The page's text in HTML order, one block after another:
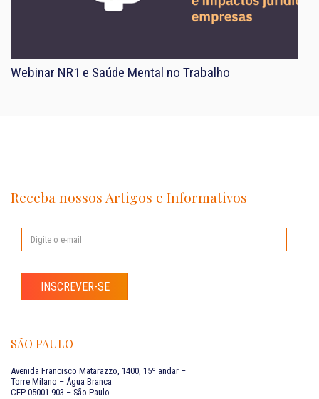
Webinar NR1 e Saúde Mental no Trabalho
Receba nossos Artigos e Informativos
INSCREVER-SE
SÃO PAULO
Avenida Francisco Matarazzo, 1400, 15º andar –
Torre Milano – Água Branca
CEP 05001-903 – São Paulo